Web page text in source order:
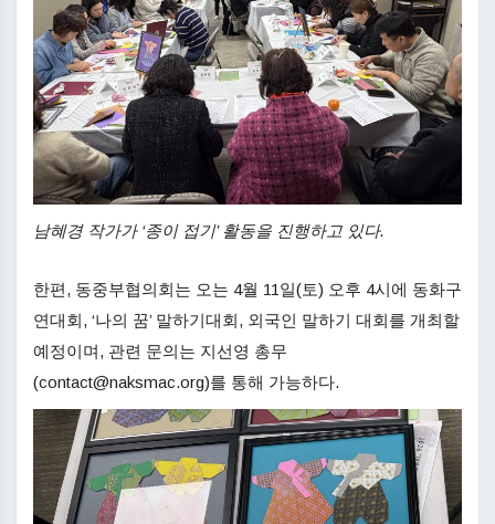
남혜경 작가가 ‘종이 접기’ 활동을 진행하고 있다.
한편, 동중부협의회는 오는 4월 11일(토) 오후 4시에 동화구
연대회, ‘나의 꿈’ 말하기대회, 외국인 말하기 대회를 개최할
예정이며, 관련 문의는 지선영 총무
(contact@naksmac.org)를 통해 가능하다.